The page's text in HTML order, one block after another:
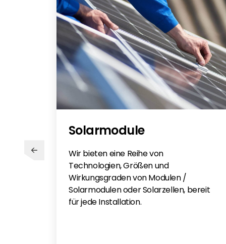
Solarmodule
Wir bieten eine Reihe von
Technologien, Größen und
Wirkungsgraden von Modulen /
Solarmodulen oder Solarzellen, bereit
für jede Installation.